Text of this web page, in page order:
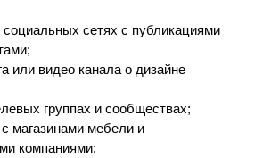
социальных сетях с публикациями
или видео канала о дизайне
группах и сообществах;
магазинами мебели и
компаниями;